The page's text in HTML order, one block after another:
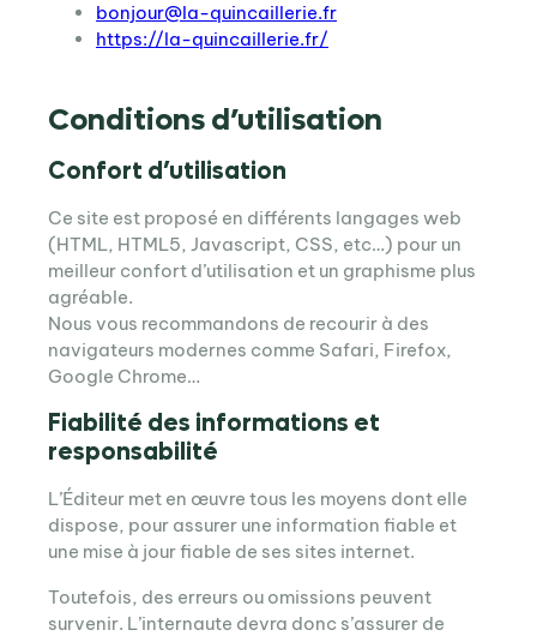
bonjour@la-quincaillerie.fr
https://la-quincaillerie.fr/
Conditions d’utilisation
Confort d’utilisation
Ce site est proposé en différents langages web
(HTML, HTML5, Javascript, CSS, etc…) pour un
meilleur confort d’utilisation et un graphisme plus
agréable.
Nous vous recommandons de recourir à des
navigateurs modernes comme Safari, Firefox,
Google Chrome…
Fiabilité des informations et
responsabilité
L’Éditeur met en œuvre tous les moyens dont elle
dispose, pour assurer une information fiable et
une mise à jour fiable de ses sites internet.
Toutefois, des erreurs ou omissions peuvent
survenir. L’internaute devra donc s’assurer de